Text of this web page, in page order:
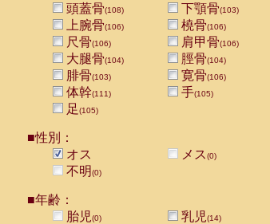
頭蓋骨(108) 下顎骨(103)
上腕骨(106) 橈骨(106)
尺骨(106) 肩甲骨(106)
大腿骨(104) 脛骨(104)
腓骨(103) 寛骨(106)
体幹(111) 手(105)
足(105)
■性別：
オス
メス(0)
不明(0)
■年齢：
胎児(0) 乳児(14)